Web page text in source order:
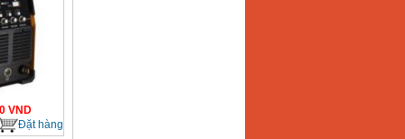
VND
Đặt hàng